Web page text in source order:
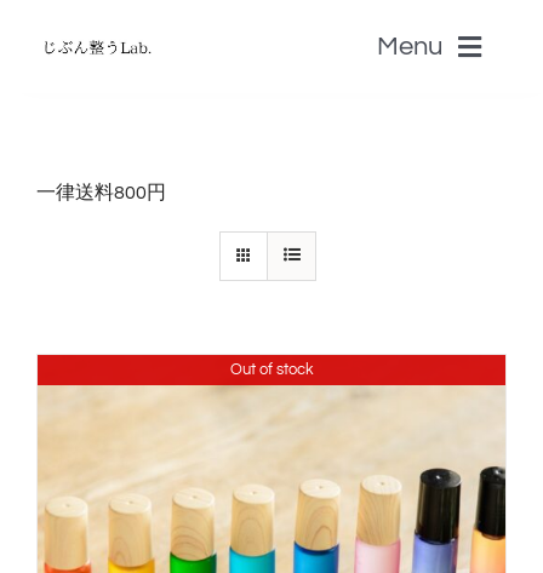
Menu
脳科学「自分のトリセツ」S-BRAIN
一律送料800円
Out of stock